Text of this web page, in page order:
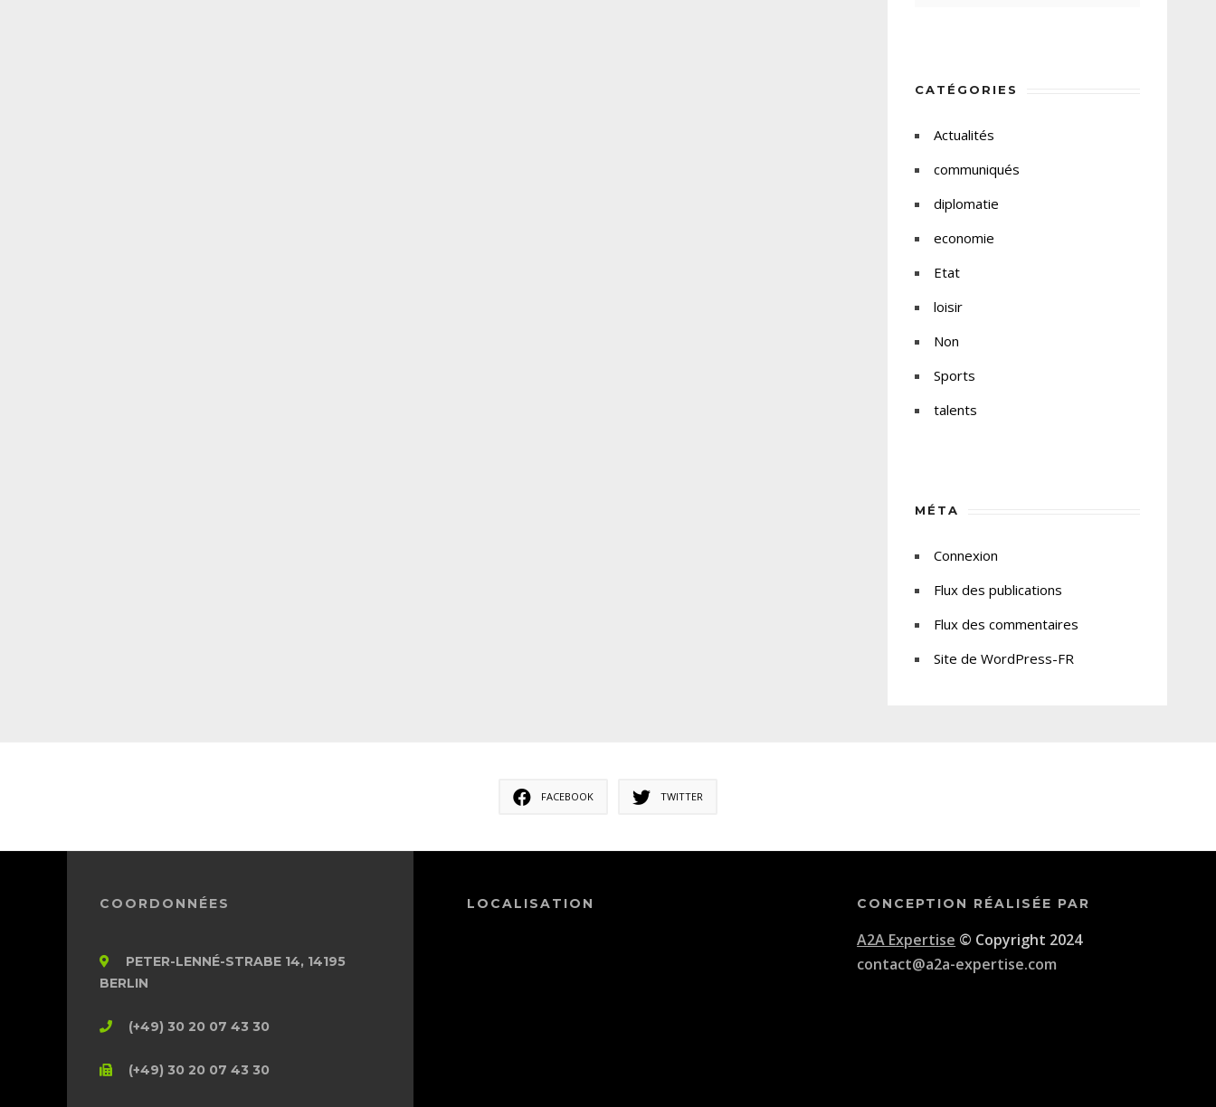
CATÉGORIES
Actualités
communiqués
diplomatie
economie
Etat
loisir
Non
Sports
talents
MÉTA
Connexion
Flux des publications
Flux des commentaires
Site de WordPress-FR
FACEBOOK TWITTER
COORDONNÉES
PETER-LENNÉ-STRABE 14, 14195
BERLIN
(+49) 30 20 07 43 30
(+49) 30 20 07 43 30
LOCALISATION CONCEPTION RÉALISÉE PAR
A2A Expertise © Copyright 2024
contact@a2a-expertise.com